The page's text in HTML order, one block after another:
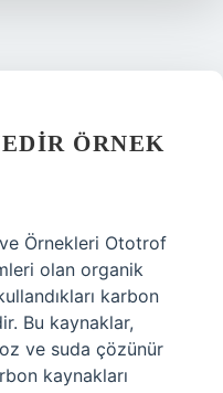
ÖRNEK
Örnekleri Ototrof
olan organik
karbon
Bu kaynaklar,
ve suda çözünür
kaynakları